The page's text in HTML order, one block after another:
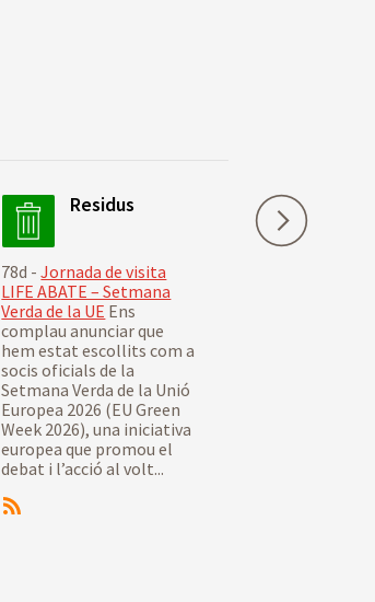
Residus
78d -Jornada de visita
LIFE ABATE – Setmana
Verda de la UE Ens
complau anunciar que
hem estat escollits com a
socis oficials de la
Setmana Verda de la Unió
Europea 2026 (EU Green
Week 2026), una iniciativa
europea que promou el
debat i l’acció al volt...
Residus